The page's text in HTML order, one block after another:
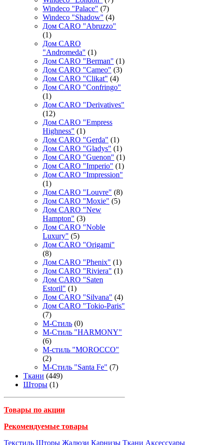
Windeco "Palace" (7)
Windeco "Shadow" (4)
Дом CARO "Abruzzo"
(1)
Дом CARO
"Andromeda" (1)
Дом CARO "Berman" (1)
Дом CARO "Cameo" (3)
Дом CARO "Clikat" (4)
Дом CARO "Confringo"
(1)
Дом CARO "Derivatives"
(12)
Дом CARO "Empress
Highness" (1)
Дом CARO "Gerda" (1)
Дом CARO "Gladys" (1)
Дом CARO "Guenon" (1)
Дом CARO "Imperio" (1)
Дом CARO "Impression"
(1)
Дом CARO "Louvre" (8)
Дом CARO "Moxie" (5)
Дом CARO "New
Hampton" (3)
Дом CARO "Noble
Luxury" (5)
Дом CARO "Origami"
(8)
Дом CARO "Phenix" (1)
Дом CARO "Riviera" (1)
Дом CARO "Saten
Estoril" (1)
Дом CARO "Silvana" (4)
Дом CARO "Tokio-Paris"
(7)
М-Стиль (0)
М-Стиль "HARMONY"
(6)
М-стиль "MOROCCO"
(2)
М-Стиль "Santa Fe" (7)
Ткани (449)
Шторы (1)
Товары по акции
Рекомендуемые товары
Текстиль Шторы Жалюзи Карнизы Ткани Аксессуары